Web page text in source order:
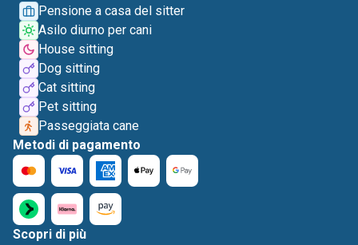
Pensione a casa del sitter
Asilo diurno per cani
House sitting
Dog sitting
Cat sitting
Pet sitting
Passeggiata cane
Metodi di pagamento
Scopri di più